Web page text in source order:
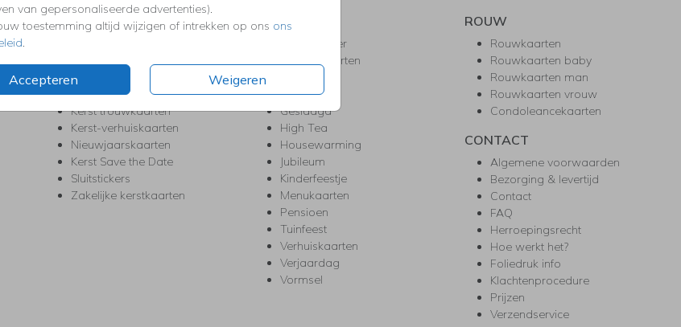
van gepersonaliseerde advertenties).
toestemming altijd wijzigen of intrekken op ons ons
.
Accepteren Weigeren
KERST
Kerstdiner uitnodigingen
Kerstmenukaarten
Kerst trouwkaarten
Kerst-verhuiskaarten
Nieuwjaarskaarten
Kerst Save the Date
Sluitstickers
Zakelijke kerstkaarten
FEEST
Babyshower
Bedankkaarten
Doopsel
Geslaagd
High Tea
Housewarming
Jubileum
Kinderfeestje
Menukaarten
Pensioen
Tuinfeest
Verhuiskaarten
Verjaardag
Vormsel
ROUW
Rouwkaarten
Rouwkaarten baby
Rouwkaarten man
Rouwkaarten vrouw
Condoleancekaarten
CONTACT
Algemene voorwaarden
Bezorging & levertijd
Contact
FAQ
Herroepingsrecht
Hoe werkt het?
Foliedruk info
Klachtenprocedure
Prijzen
Verzendservice